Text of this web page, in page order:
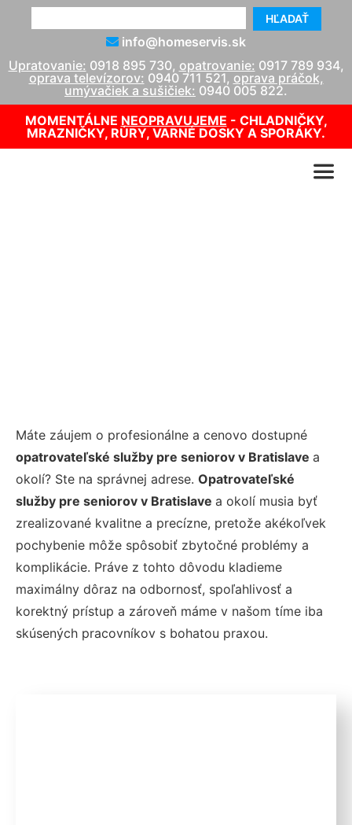
HĽADAŤ
info@homeservis.sk
Upratovanie: 0918 895 730, opatrovanie: 0917 789 934,
oprava televízorov: 0940 711 521, oprava práčok,
umývačiek a sušičiek: 0940 005 822.
MOMENTÁLNE NEOPRAVUJEME - CHLADNIČKY,
MRAZNIČKY, RÚRY, VARNÉ DOSKY A SPORÁKY.
Máte záujem o profesionálne a cenovo dostupné
opatrovateľské služby pre seniorov v Bratislave a
okolí? Ste na správnej adrese. Opatrovateľské
služby pre seniorov v Bratislave a okolí musia byť
zrealizované kvalitne a precízne, pretože akékoľvek
pochybenie môže spôsobiť zbytočné problémy a
komplikácie. Práve z tohto dôvodu kladieme
maximálny dôraz na odbornosť, spoľahlivosť a
korektný prístup a zároveň máme v našom tíme iba
skúsených pracovníkov s bohatou praxou.